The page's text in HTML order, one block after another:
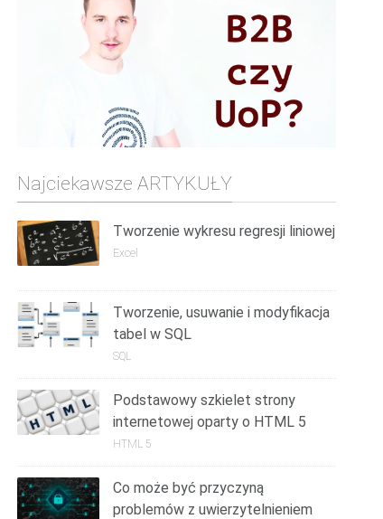
Najciekawsze ARTYKUŁY
Tworzenie wykresu regresji liniowej
Excel
Tworzenie, usuwanie i modyfikacja
tabel w SQL
SQL
Podstawowy szkielet strony
internetowej oparty o HTML 5
HTML 5
Co może być przyczyną
problemów z uwierzytelnieniem